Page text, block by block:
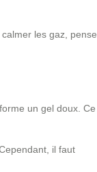
les gaz, pense
un gel doux. Ce
il faut